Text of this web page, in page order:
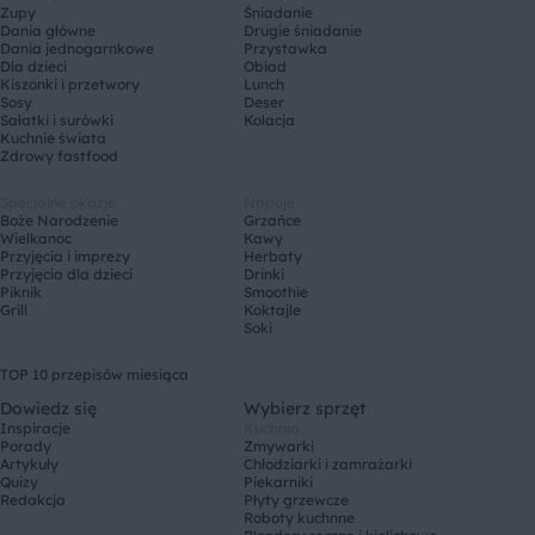
Zupy
Dania główne
Dania jednogarnkowe
Dla dzieci
Kiszonki i przetwory
Sosy
Sałatki i surówki
Kuchnie świata
Zdrowy fastfood
Śniadanie
Drugie śniadanie
Przystawka
Obiad
Lunch
Deser
Kolacja
Boże Narodzenie
Wielkanoc
Przyjęcia i imprezy
Przyjęcia dla dzieci
Piknik
Grill
Grzańce
Kawy
Herbaty
Drinki
Smoothie
Koktajle
Soki
TOP 10 przepisów miesiąca
Dowiedz się
Inspiracje
Porady
Artykuły
Quizy
Redakcja
Wybierz sprzęt
Zmywarki
Chłodziarki i zamrażarki
Piekarniki
Płyty grzewcze
Roboty kuchnne